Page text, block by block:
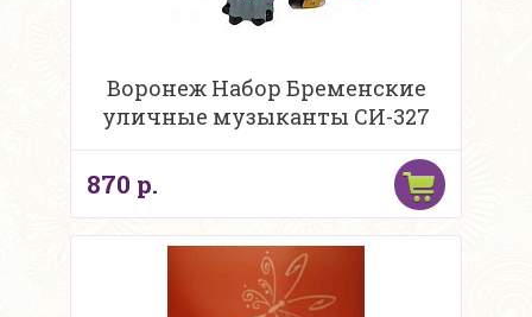
Воронеж Набор Бременские
уличные музыканты СИ-327
870 р.